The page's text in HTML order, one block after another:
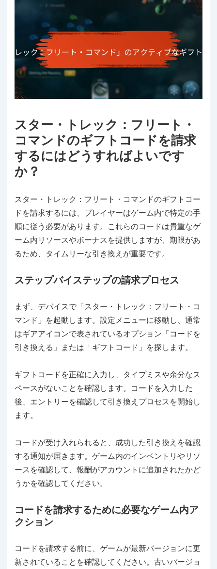
スター・トレック：フリート・
コマンドのギフトコードを請求
するにはどうすればよいです
か？
スター・トレック：フリート・コマンドのギフトコー
ドを請求するには、プレイヤーはゲーム内で特定の手
順に従う必要があります。これらのコードは貴重なゲ
ーム内リソースやボーナスを提供しますが、期限があ
るため、タイムリーな引き換えが重要です。
ステップバイステップの請求プロセス
まず、デバイスで「スター・トレック：フリート・コ
マンド」を起動します。設定メニューに移動し、通常
はギアアイコンで表されているオプション「コードを
引き換える」または「ギフトコード」を探します。
ギフトコードを正確に入力し、タイプミスや余分なス
ペースがないことを確認します。コードを入力した
後、エントリーを確認して引き換えプロセスを開始し
ます。
コードが受け入れられると、成功した引き換えを確認
する通知が届きます。ゲーム内のインベントリやリソ
ースを確認して、報酬がアカウントに追加されたかど
うかを確認してください。
コードを請求するために必要なゲーム内ア
クション
コードを請求する前に、ゲームが最新バージョンに更
新されていることを確認してください。古いバージョ